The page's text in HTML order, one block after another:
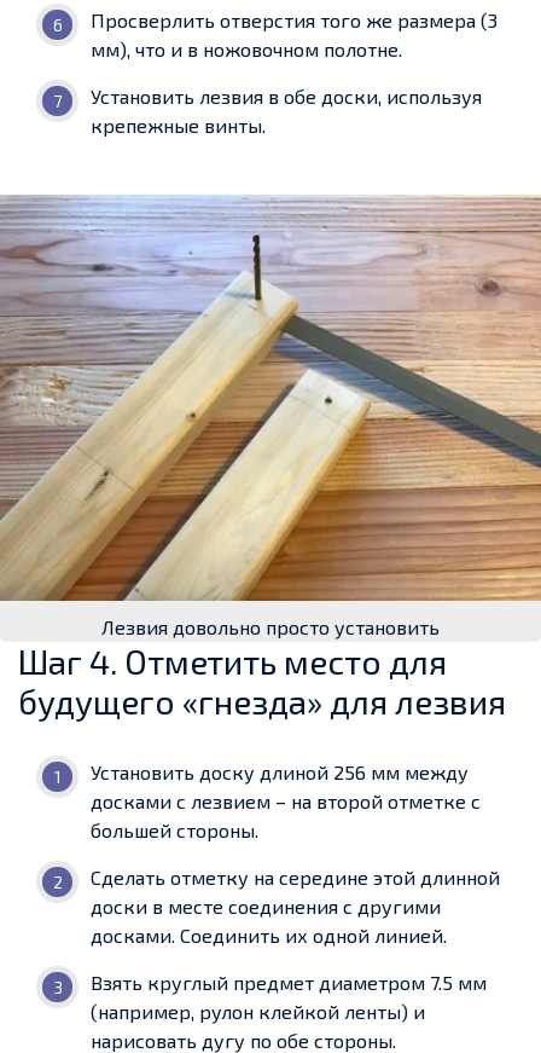
Просверлить отверстия того же размера (3
мм), что и в ножовочном полотне.
Установить лезвия в обе доски, используя
крепежные винты.
Лезвия довольно просто установить
Шаг 4. Отметить место для
будущего «гнезда» для лезвия
Установить доску длиной 256 мм между
досками с лезвием – на второй отметке с
большей стороны.
Сделать отметку на середине этой длинной
доски в месте соединения с другими
досками. Соединить их одной линией.
Взять круглый предмет диаметром 7.5 мм
(например, рулон клейкой ленты) и
нарисовать дугу по обе стороны.